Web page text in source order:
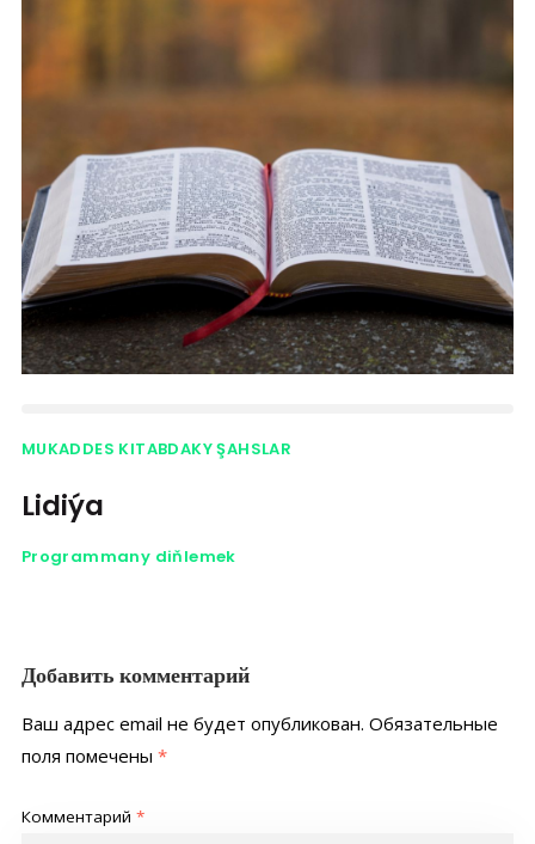
MUKADDES KITABDAKY ŞAHSLAR
Lidiýa
Programmany diňlemek
Добавить комментарий
Ваш адрес email не будет опубликован. Обязательные
поля помечены *
Комментарий *